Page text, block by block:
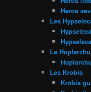
Heros
Les
Le
Les Krobia
Krobia